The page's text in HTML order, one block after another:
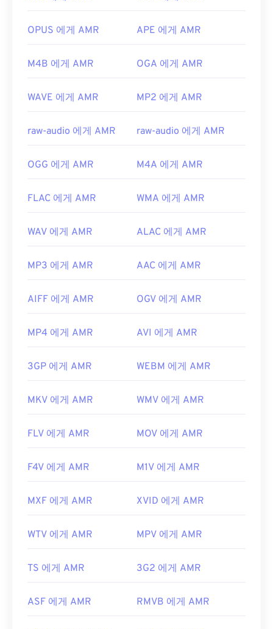
유용한 링크:
Rate_audio_codec
OPUS 에게 AMR APE 에게 AMR
M4B 에게 AMR OGA 에게 AMR
WAVE 에게 AMR MP2 에게 AMR
raw-audio 에게 AMR raw-audio 에게 AMR
OGG 에게 AMR M4A 에게 AMR
FLAC 에게 AMR WMA 에게 AMR
WAV 에게 AMR ALAC 에게 AMR
MP3 에게 AMR AAC 에게 AMR
AIFF 에게 AMR OGV 에게 AMR
MP4 에게 AMR AVI 에게 AMR
3GP 에게 AMR WEBM 에게 AMR
MKV 에게 AMR WMV 에게 AMR
FLV 에게 AMR MOV 에게 AMR
F4V 에게 AMR M1V 에게 AMR
MXF 에게 AMR XVID 에게 AMR
WTV 에게 AMR MPV 에게 AMR
TS 에게 AMR 3G2 에게 AMR
ASF 에게 AMR RMVB 에게 AMR